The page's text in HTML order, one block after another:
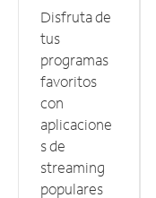
Disfruta de
tus
programas
favoritos
con
aplicacione
s de
streaming
populares